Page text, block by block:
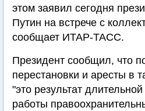
этом заявил сегодня
Путин на встрече с
сообщает ИТАР-ТАСС.
Президент сообщил, что
перестановки и аресты в
"это результат
работы